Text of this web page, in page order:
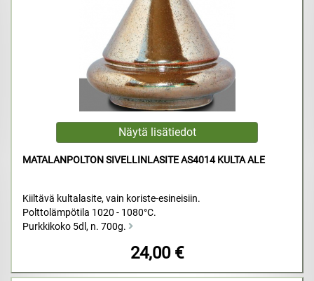
MATALANPOLTON SIVELLINLASITE AS4014 KULTA ALE
Kiiltävä kultalasite, vain koriste-esineisiin.
Polttolämpötila 1020 - 1080°C.
Purkkikoko 5dl, n. 700g.
24,00 €